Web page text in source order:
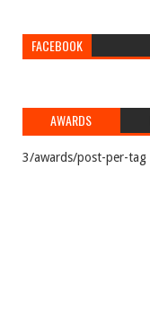
FACEBOOK
AWARDS
3/awards/post-per-tag